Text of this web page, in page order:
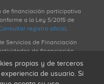
de financiación participativa
a la Ley 5/2015 de
registro oficial
Servicios de Financiación
de financiación
propias y de terceros
de usuario. Si